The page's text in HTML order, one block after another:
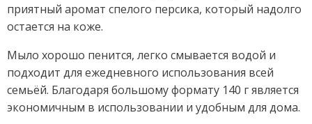
приятный аромат спелого персика, который надолго
остается на коже.
Мыло хорошо пенится, легко смывается водой и
подходит для ежедневного использования всей
семьёй. Благодаря большому формату 140 г является
экономичным в использовании и удобным для дома.